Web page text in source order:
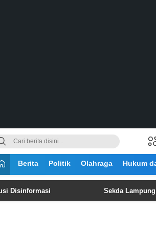
Berita Politik Olahraga Hukum
‎Sekda Lampung Timur